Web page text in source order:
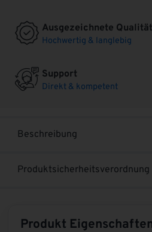
Ausgezeichnete Qualität
Hochwertig & langlebig
Support
Direkt & kompetent
Beschreibung
Produktsicherheitsverordnung
Produkt